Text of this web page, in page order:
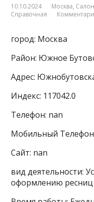
10.10.2024 Москва,
Справочная
город: Москва
Район: Южное
Адрес:
Индекс: 117042.0
Телефон: nan
Мобильный
Сайт: nan
вид деятельности:
оформлению